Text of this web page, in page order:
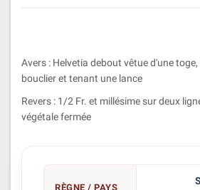
Avers : Helvetia debout vêtue d'une
bouclier et tenant une lance
Revers : 1/2 Fr. et millésime sur deux
végétale fermée
RÈGNE / PAYS